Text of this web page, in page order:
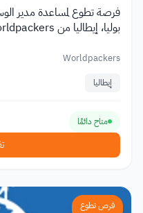
فرصة تطوع لمساعدة مدير
بوليا، إيطاليا من Worldpackers
Worldpackers
إيطاليا
متاح دائمًا
فرص تطوع